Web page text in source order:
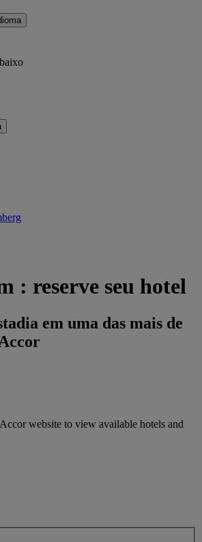
: reserve seu hotel
em uma das mais de
website to view available hotels and